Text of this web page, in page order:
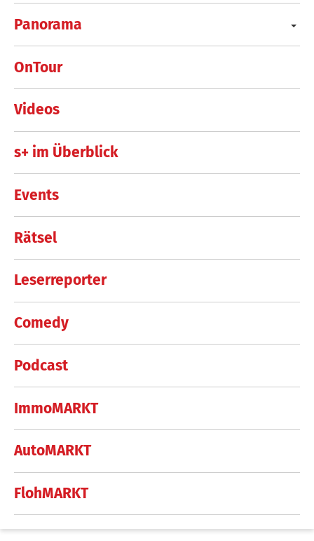
Panorama
OnTour
Videos
s+ im Überblick
Events
Rätsel
Leserreporter
Comedy
Podcast
ImmoMARKT
AutoMARKT
FlohMARKT